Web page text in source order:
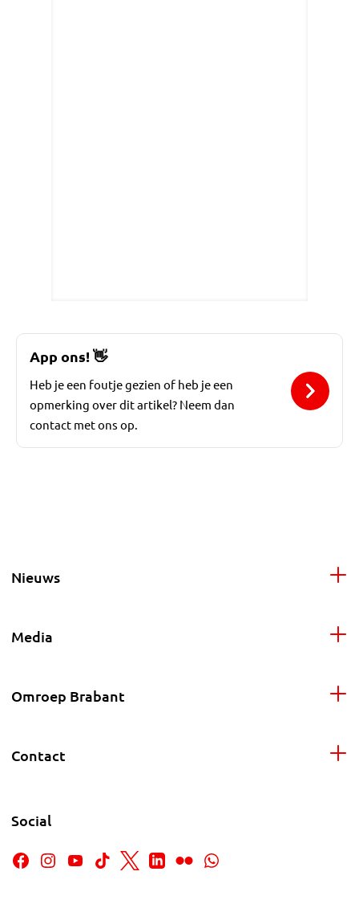
App ons!👋
Heb je een foutje gezien of heb je een
opmerking over dit artikel? Neem dan
contact met ons op.
Nieuws
Media
Omroep Brabant
Contact
Social